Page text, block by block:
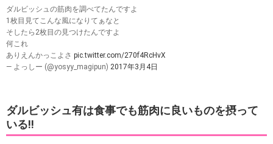
ダルビッシュの筋肉を調べてたんですよ
1枚目見てこんな風になりてぁなと
そしたら2枚目の見つけたんですよ
何これ
ありえんかっこよさ pic.twitter.com/270f4RcHvX
— よっしー (@yosyy_magipun) 2017年3月4日
ダルビッシュ有は食事でも筋肉に良いものを摂って
いる!!